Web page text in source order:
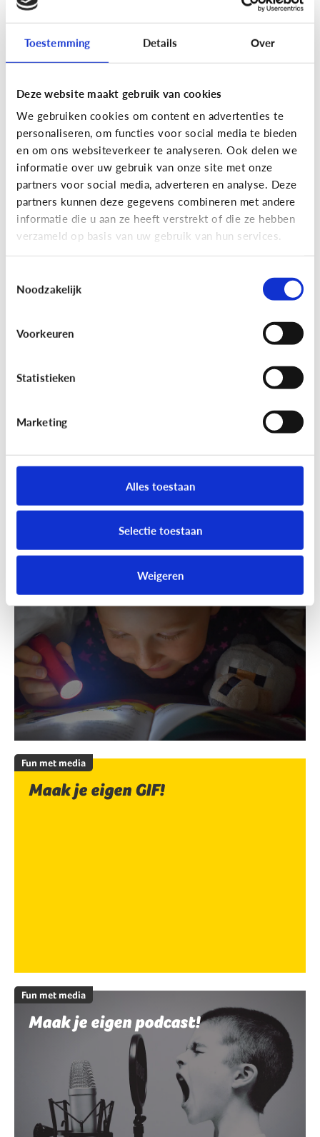
Toestemming Details Over
Deze website maakt gebruik van cookies
We gebruiken cookies om content en advertenties te
personaliseren, om functies voor social media te bieden
en om ons websiteverkeer te analyseren. Ook delen we
informatie over uw gebruik van onze site met onze
partners voor social media, adverteren en analyse. Deze
partners kunnen deze gegevens combineren met andere
informatie die u aan ze heeft verstrekt of die ze hebben
verzameld op basis van uw gebruik van hun services.
Noodzakelijk
Voorkeuren
Statistieken
Marketing
Alles toestaan
Selectie toestaan
Weigeren
Fun met media
Maak je eigen Snapchat of
Instagram filter!
Fun met media
Wandelen was nog nooit zo leuk!
Speels bijleren met een educatieve
Fun met media
Maak je eigen GIF!
Fun met media
Maak je eigen podcast!